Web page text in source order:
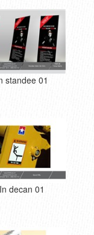
standee 01
In decan 01